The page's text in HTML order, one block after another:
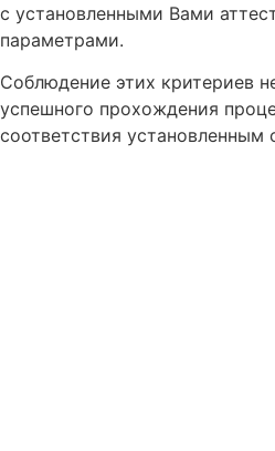
с установленными Вами
параметрами.
Соблюдение этих критериев
успешного прохождения
соответствия установленным